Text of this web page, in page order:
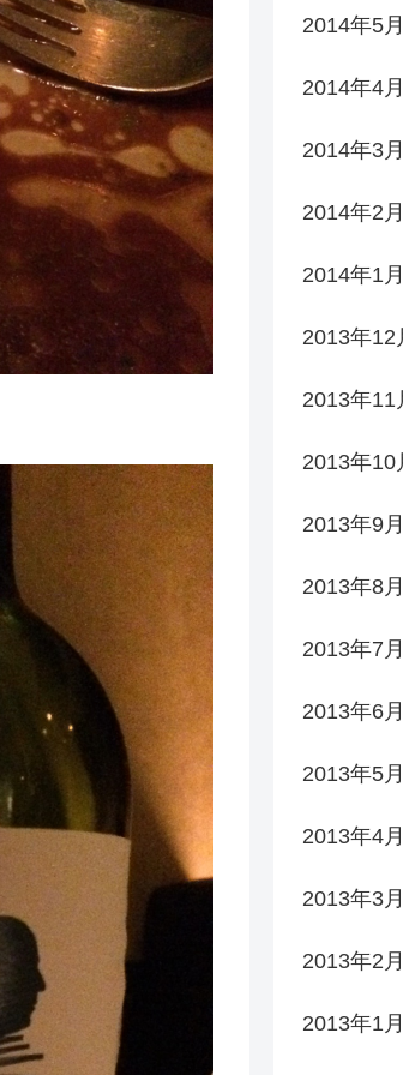
2014年5月
2014年4月
2014年3月
2014年2月
2014年1月
2013年12
2013年11
2013年10
2013年9月
2013年8月
2013年7月
2013年6月
2013年5月
2013年4月
2013年3月
2013年2月
2013年1月